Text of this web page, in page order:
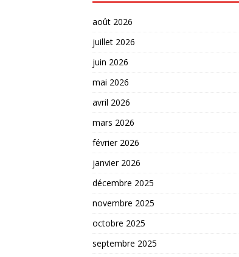
août 2026
juillet 2026
juin 2026
mai 2026
avril 2026
mars 2026
février 2026
janvier 2026
décembre 2025
novembre 2025
octobre 2025
septembre 2025